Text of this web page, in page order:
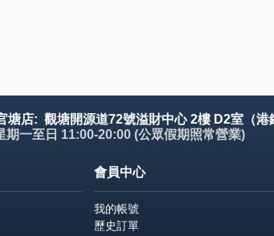
塘店: 觀塘開源道72號溢財中心 2樓 D2室（港
期一至日 11:00-20:00 (公眾假期照常營業)
會員中心
我的帳號
歷史訂單